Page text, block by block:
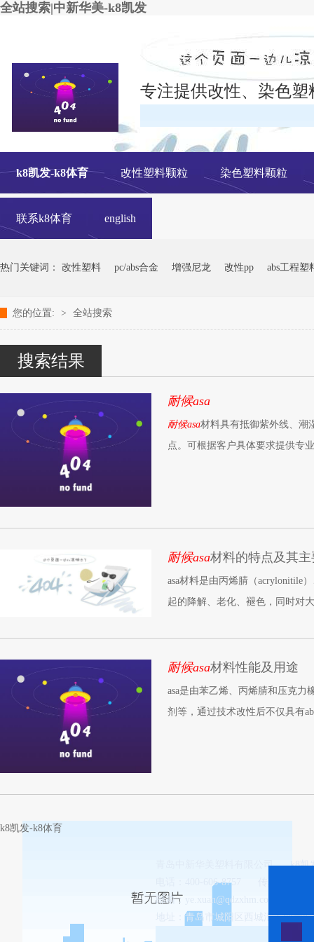
全站搜索|中新华美-k8凯发
改性塑料颗粒、染色塑料颗粒生产厂家---- 青岛中新华美塑料有限公司
专注提供改性、染色
k8凯发-k8体育 改性塑料颗粒 染色塑料颗粒
联系k8体育 english
热门关键词： 改性塑料 pc/abs合金 增强尼龙 改性pp abs工程塑
您的位置: > 全站搜索
搜索结果
耐候asa
耐候asa材料具有抵御紫外线、潮
点。可根据客户具体要求提供专
耐候asa材料的特点及其
asa材料是由丙烯腈（acrylonitile
起的降解、老化、褪色，同时对
耐候asa材料性能及用途
asa是由苯乙烯、丙烯腈和压克力
剂等，通过技术改性后不仅具有
k8凯发-k8体育
青岛中新华美塑料有限公司
k8凯
电话：400-606-8757
邮箱：
ye.xuan@qdzxhm.com.cn
地址：青岛市城阳区西城汇工业园8-